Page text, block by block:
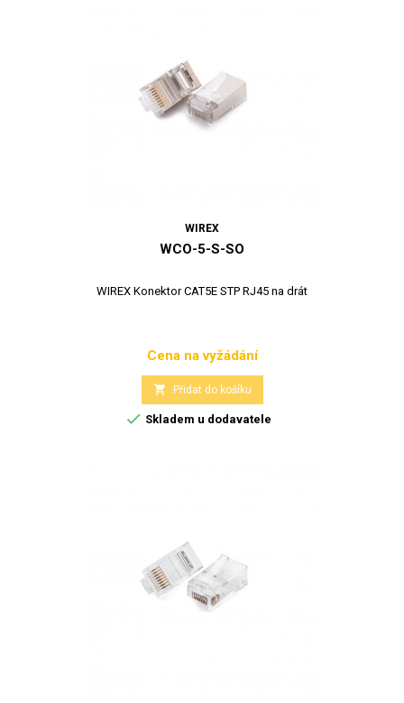
WIREX
WCO-5-S-SO
WIREX Konektor CAT5E STP RJ45 na drát
Cena
Cena na vyžádání
 Přidat do košíku
 Skladem u dodavatele